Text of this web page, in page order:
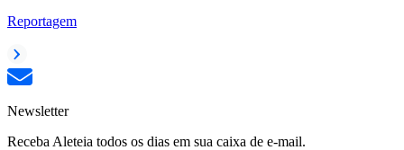
Reportagem
Newsletter
Receba Aleteia todos os dias em sua caixa de e-mail.